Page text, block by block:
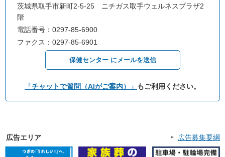
茨城県取手市新町2-5-25 ニチガス取手ウェルネスプラザ2
階
電話番号：0297-85-6900
ファクス：0297-85-6901
保健センター にメールを送信
「チャットで質問（AIがご案内）」 もご利用ください。
広告エリア 広告募集要綱